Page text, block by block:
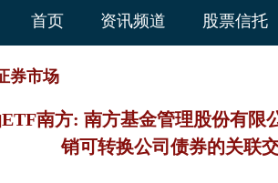
首页 资讯频道 股票信托
券市场
南方: 南方基金管理股份有限
销可转换公司债券的关联